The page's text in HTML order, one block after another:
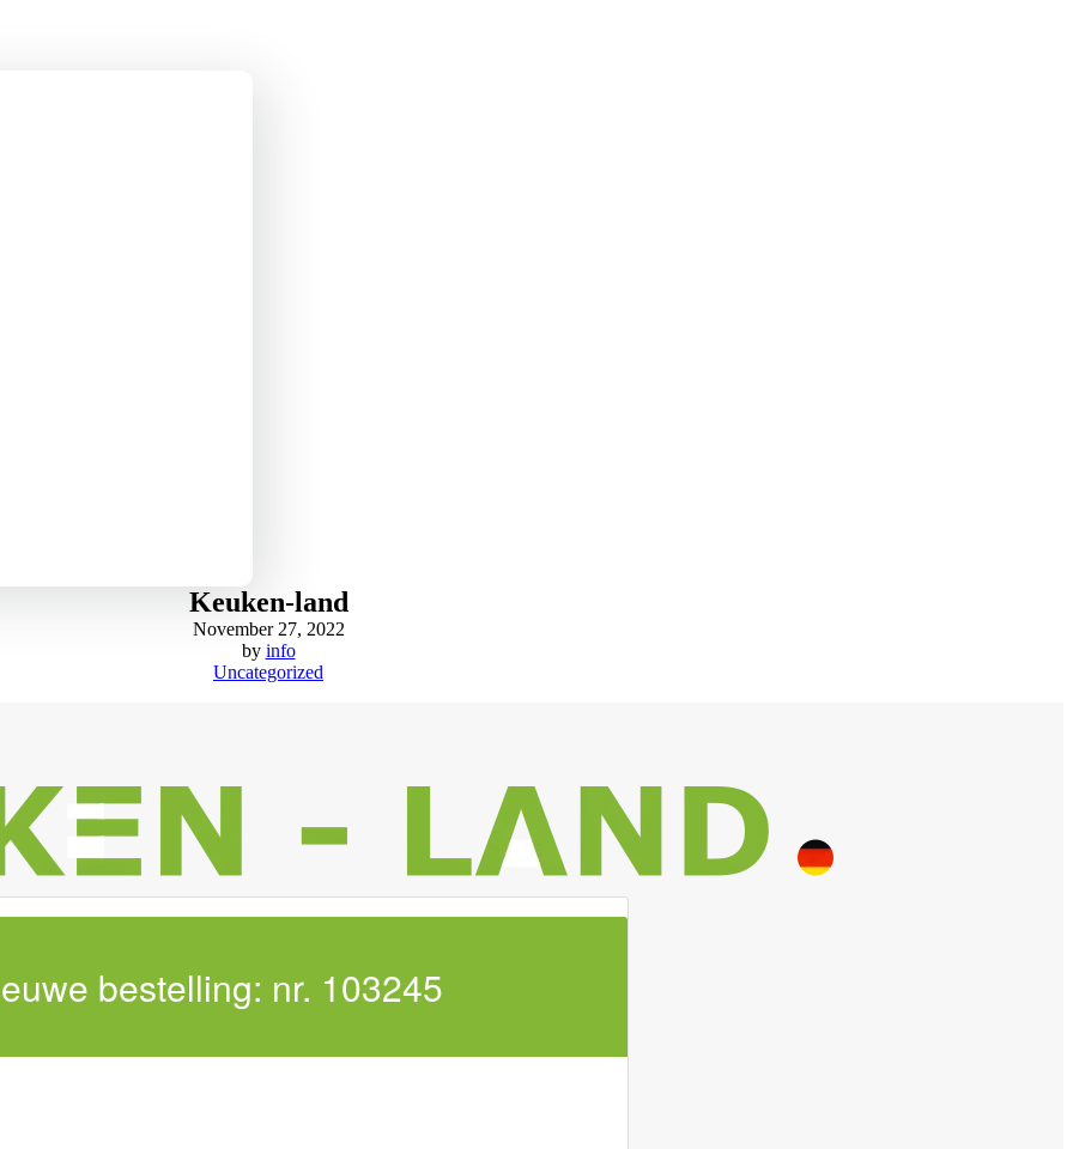
Keuken-land
November 27, 2022
by info
Uncategorized
bestelling: nr. 103245